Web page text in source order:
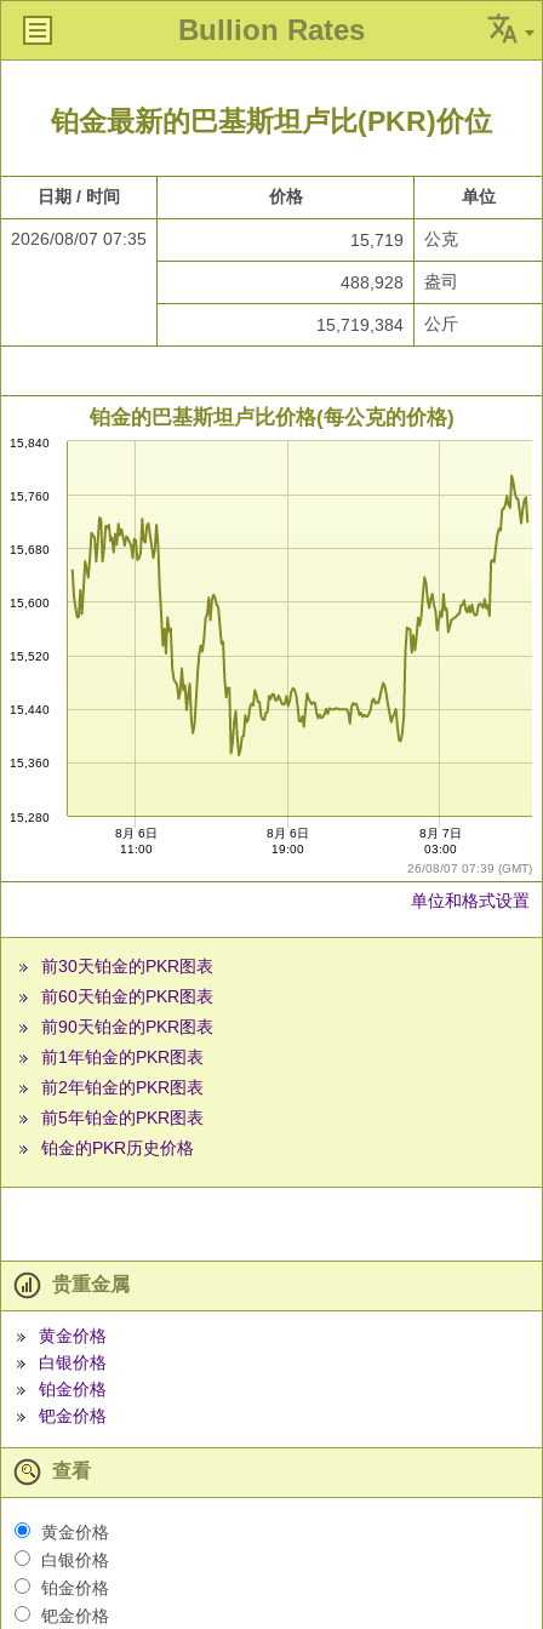
Bullion Rates
铂金最新的巴基斯坦卢比(PKR)价位
日期 / 时间 价格 单位
2026/08/07 07:35 15,719 公克
488,928 盎司
15,719,384 公斤
26/08/07 07:39 (GMT)
铂金的巴基斯坦卢比价格(每公克的价格)
15,280
15,360
15,440
15,520
15,600
15,680
15,760
15,840
8月 6日
11:00
8月 6日
19:00
8月 7日
03:00
单位和格式设置
前30天铂金的PKR图表
前60天铂金的PKR图表
前90天铂金的PKR图表
前1年铂金的PKR图表
前2年铂金的PKR图表
前5年铂金的PKR图表
铂金的PKR历史价格
贵重金属
黄金价格
白银价格
铂金价格
钯金价格
查看
黄金价格
白银价格
铂金价格
钯金价格